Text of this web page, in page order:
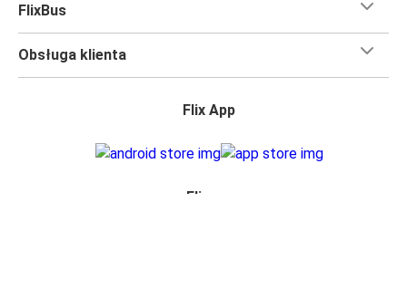
FlixBus
Obsługa klienta
Flix App
Flix na: